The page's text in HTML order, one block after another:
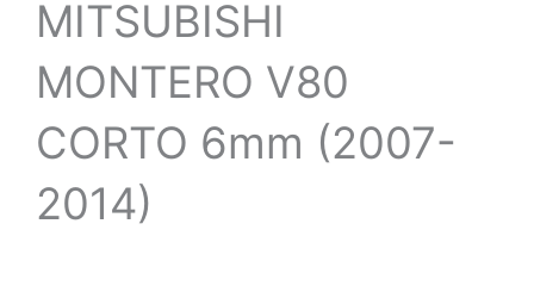
MITSUBISHI
MONTERO V80
CORTO 6mm (2007-
2014)